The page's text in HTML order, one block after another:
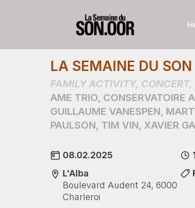
LA SEMAINE DU SON
FAMILY ACTIVITY, CONCERT,
AME TRIO, CONSERVATOIRE
GUILLAUME VANESPEN,
PAULSON, TIM VIN, XAVIER
08.02.2025
L'Alba
Boulevard Audent 24, 6000
Charleroi